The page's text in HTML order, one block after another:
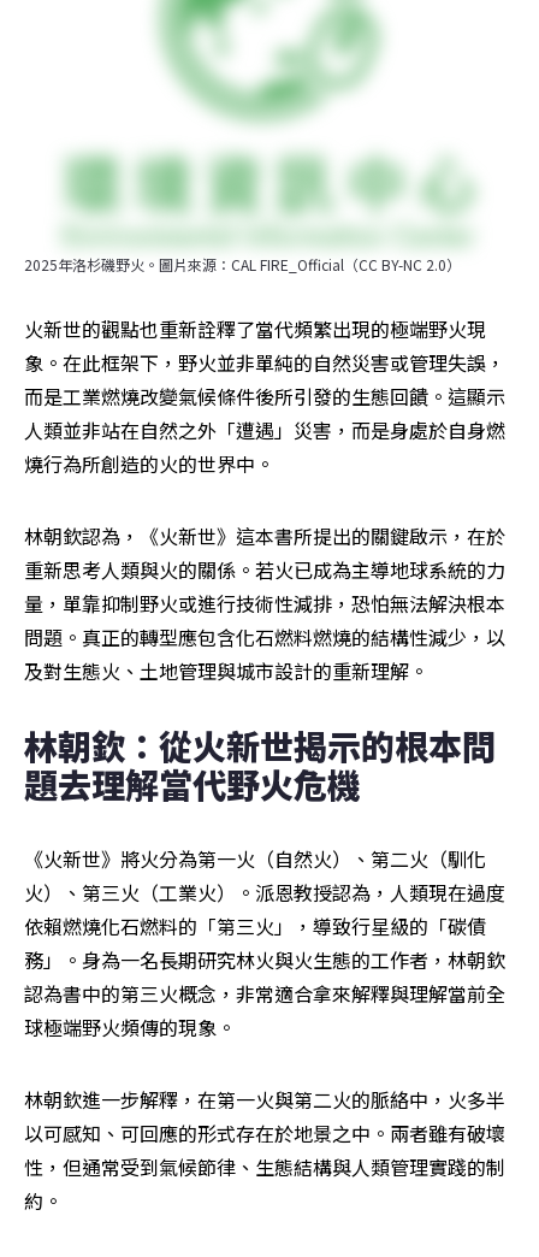
2025年洛杉磯野火。圖片來源：CAL FIRE_Official（CC BY-NC 2.0）
火新世的觀點也重新詮釋了當代頻繁出現的極端野火現
象。在此框架下，野火並非單純的自然災害或管理失誤，
而是工業燃燒改變氣候條件後所引發的生態回饋。這顯示
人類並非站在自然之外「遭遇」災害，而是身處於自身燃
燒行為所創造的火的世界中。
林朝欽認為，《火新世》這本書所提出的關鍵啟示，在於
重新思考人類與火的關係。若火已成為主導地球系統的力
量，單靠抑制野火或進行技術性減排，恐怕無法解決根本
問題。真正的轉型應包含化石燃料燃燒的結構性減少，以
及對生態火、土地管理與城市設計的重新理解。
林朝欽：從火新世揭示的根本問
題去理解當代野火危機
《火新世》將火分為第一火（自然火）、第二火（馴化
火）、第三火（工業火）。派恩教授認為，人類現在過度
依賴燃燒化石燃料的「第三火」，導致行星級的「碳債
務」。身為一名長期研究林火與火生態的工作者，林朝欽
認為書中的第三火概念，非常適合拿來解釋與理解當前全
球極端野火頻傳的現象。
林朝欽進一步解釋，在第一火與第二火的脈絡中，火多半
以可感知、可回應的形式存在於地景之中。兩者雖有破壞
性，但通常受到氣候節律、生態結構與人類管理實踐的制
約。